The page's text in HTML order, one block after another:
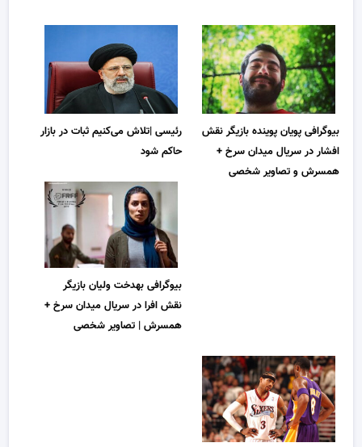
بیوگرافی پویان پوینده بازیگر نقش
افشار در سریال میدان سرخ +
همسرش و تصاویر شخصی
رئیسی |تلاش می‌کنیم ثبات در بازار
حاکم شود
بیوگرافی بهدخت ولیان بازیگر
نقش افرا در سریال میدان سرخ +
همسرش | تصاویر شخصی